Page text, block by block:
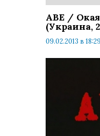
AВЕ /
(Украина,
09.02.2013 в 18:29